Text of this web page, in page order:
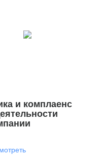
и комплаенс